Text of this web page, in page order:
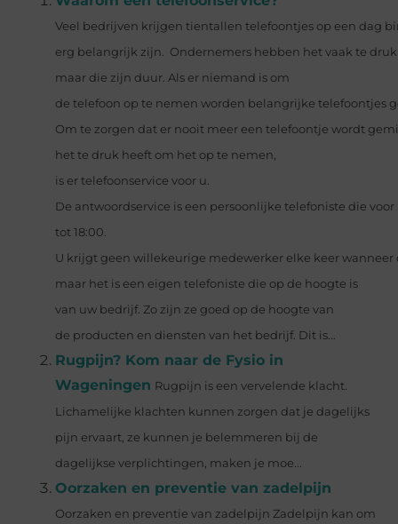
Veel bedrijven krijgen tientallen telefoontjes op een dag
erg belangrijk zijn. Ondernemers hebben het vaak te
maar die zijn duur. Als er niemand is om
de telefoon op te nemen worden belangrijke telefoontjes
Om te zorgen dat er nooit meer een telefoontje wordt
het te druk heeft om het op te nemen,
is er telefoonservice voor u.
De antwoordservice is een persoonlijke telefoniste die
tot 18:00.
U krijgt geen willekeurige medewerker elke keer wanneer
maar het is een eigen telefoniste die op de hoogte is
van uw bedrijf. Zo zijn ze goed op de hoogte van
de producten en diensten van het bedrijf. Dit is...
Rugpijn? Kom naar de Fysio in
Wageningen Rugpijn is een vervelende klacht.
Lichamelijke klachten kunnen zorgen dat je dagelijks
pijn ervaart, ze kunnen je belemmeren bij de
dagelijkse verplichtingen, maken je moe...
Oorzaken en preventie van zadelpijn
Oorzaken en preventie van zadelpijn Zadelpijn kan om